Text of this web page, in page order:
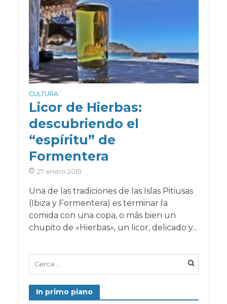
CULTURA
Licor de Hierbas:
descubriendo el
“espíritu” de
Formentera
27 enero 2019
Una de las tradiciones de las Islas Pitiusas
(Ibiza y Formentera) es terminar la
comida con una copa, o más bien un
chupito de «Hierbas», un licor, delicado y...
In primo piano